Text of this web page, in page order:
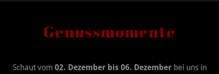
Genussmomente
Schaut vom 02. Dezember bis 06. Dezember bei uns in